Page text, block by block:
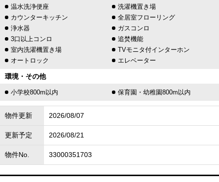
温水洗浄便座
洗濯機置き場
カウンターキッチン
全居室フローリング
浄水器
ガスコンロ
3口以上コンロ
追焚機能
室内洗濯機置き場
TVモニタ付インターホン
オートロック
エレベーター
環境・その他
小学校800m以内 保育園・幼稚園800m以内
物件更新 2026/08/07
更新予定 2026/08/21
物件No. 33000351703